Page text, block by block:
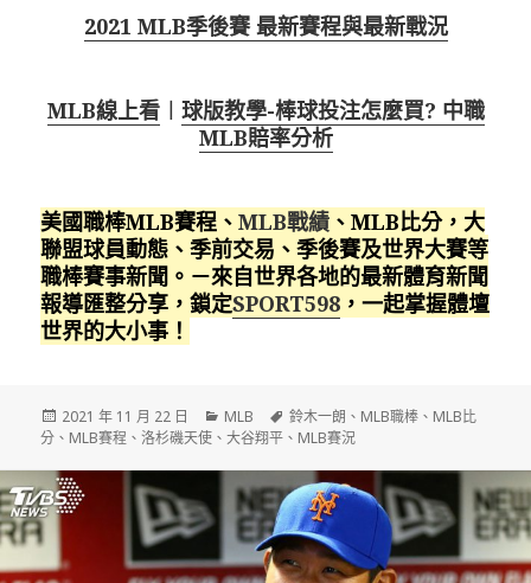
2021 MLB季後賽 最新賽程與最新戰況
MLB線上看︱ 球版教學-棒球投注怎麼買? 中職
MLB賠率分析
美國職棒MLB賽程、MLB戰績 、MLB比分，大
聯盟球員動態、季前交易、季後賽及世界大賽等
職棒賽事新聞。－來自世界各地的最新體育新聞
報導匯整分享，鎖定SPORT598 ，一起掌握體壇
世界的大小事！
發
佈
期:
2021 年 11 月 22 日
分
類
MLB
標
籤
鈴木一朗 、 MLB職棒 、 MLB比
分 、 MLB賽程 、洛杉磯天使 、大谷翔平 、 MLB賽況